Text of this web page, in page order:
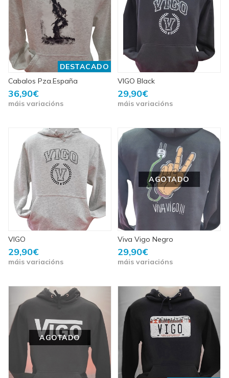
DESTACADO
Cabalos Pza.España
36,90€
máis variacións
VIGO Black
29,90€
máis variacións
VIGO
29,90€
máis variacións
AGOTADO
Viva Vigo Negro
29,90€
máis variacións
AGOTADO